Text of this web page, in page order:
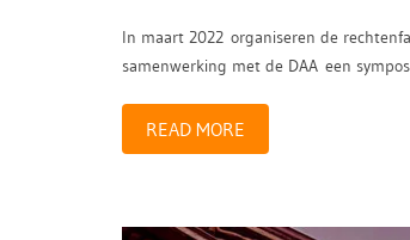
In maart 2022 organiseren de
samenwerking met de DAA een
READ MORE